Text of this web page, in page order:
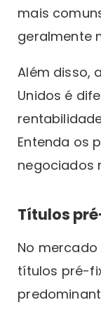
mais
geralmente
Além disso,
Unidos é
Entenda os
negociados
Títulos
No
títulos pré-